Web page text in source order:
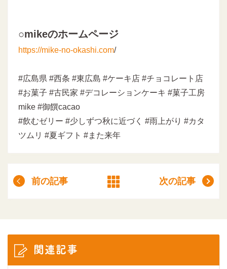
○mikeのホームページ
https://mike-no-okashi.com/
#広島県 #西条 #東広島 #ケーキ店 #チョコレート店
#お菓子 #古民家 #デコレーションケーキ #菓子工房
mike #御饌cacao
#飲むゼリー #少しずつ秋に近づく #雨上がり #カタ
ツムリ #夏ギフト #また来年
前の記事 次の記事
関連記事